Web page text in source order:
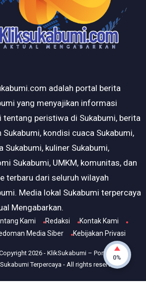
adalah portal berita
yang menyajikan informasi
tentang peristiwa di Sukabumi, berita
Sukabumi, kondisi cuaca Sukabumi,
Sukabumi, kuliner Sukabumi,
Sukabumi, UMKM, komunitas, dan
terbaru dari seluruh wilayah
Media lokal Sukabumi terpercaya
Mengabarkan.
Kami Redaksi
Kontak Kami
Media Siber
Kebijakan Privasi
2026- KlikSukabumi – Portal Berita
Sukabumi Terpercaya - All rights reserved.
0%